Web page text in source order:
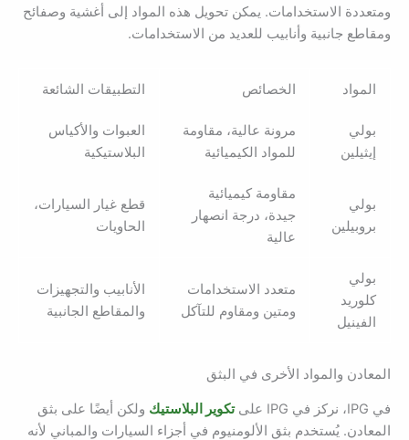
ومتعددة الاستخدامات. يمكن تحويل هذه المواد إلى أغشية وصفائح
ومقاطع جانبية وأنابيب للعديد من الاستخدامات.
المواد الخصائص التطبيقات الشائعة
بولي
إيثيلين
مرونة عالية، مقاومة
للمواد الكيميائية
العبوات والأكياس
البلاستيكية
بولي
بروبيلين
مقاومة كيميائية
جيدة، درجة انصهار
عالية
قطع غيار السيارات،
الحاويات
بولي
كلوريد
الفينيل
متعدد الاستخدامات
ومتين ومقاوم للتآكل
الأنابيب والتجهيزات
والمقاطع الجانبية
المعادن والمواد الأخرى في البثق
في IPG، نركز في IPG على تكوير البلاستيك ولكن أيضًا على بثق
المعادن. يُستخدم بثق الألومنيوم في أجزاء السيارات والمباني لأنه